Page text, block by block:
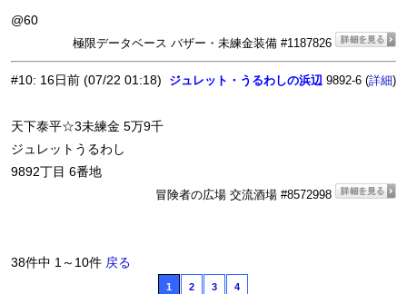
@60
極限データベース バザー・未練金装備 #1187826
#10: 16日前 (07/22 01:18) ジュレット・うるわしの浜辺 9892-6 (詳細)
天下泰平☆3未練金 5万9千
ジュレットうるわし
9892丁目 6番地
冒険者の広場 交流酒場 #8572998
38件中 1～10件 戻る
1 2 3 4